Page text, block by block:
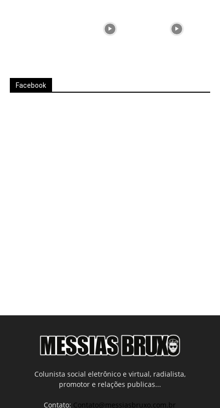
Facebook
Colunista social eletrônico e virtual, radialista,
promotor e relações publicas...
Contato: Contato@messiasbruxo.com.br